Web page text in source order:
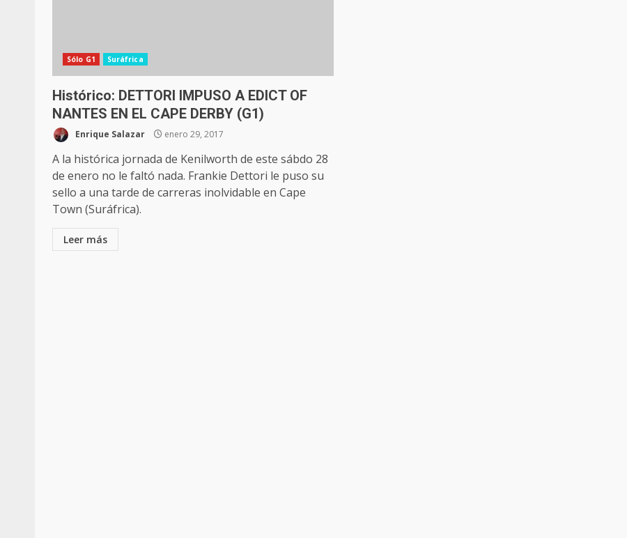
Sólo G1 Suráfrica
Histórico: DETTORI IMPUSO A EDICT OF
NANTES EN EL CAPE DERBY (G1)
Enrique Salazar enero 29, 2017
A la histórica jornada de Kenilworth de este sábdo 28
de enero no le faltó nada. Frankie Dettori le puso su
sello a una tarde de carreras inolvidable en Cape
Town (Suráfrica).
Leer más